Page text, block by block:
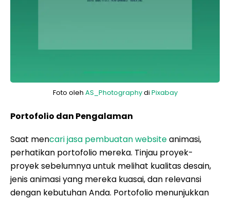
Foto oleh AS_Photographydi Pixabay
Portofolio dan Pengalaman
Saat mencari jasa pembuatan websiteanimasi,
perhatikan portofolio mereka. Tinjau proyek-
proyek sebelumnya untuk melihat kualitas desain,
jenis animasi yang mereka kuasai, dan relevansi
dengan kebutuhan Anda. Portofolio menunjukkan